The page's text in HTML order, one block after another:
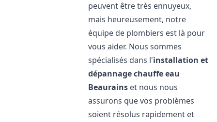
peuvent être très ennuyeux,
mais heureusement, notre
équipe de plombiers est là pour
vous aider. Nous sommes
spécialisés dans l'installation et
dépannage chauffe eau
Beaurains et nous nous
assurons que vos problèmes
soient résolus rapidement et